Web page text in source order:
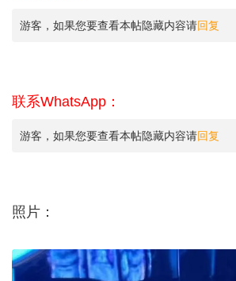
游客，如果您要查看本帖隐藏内容请回复
联系WhatsApp：
游客，如果您要查看本帖隐藏内容请回复
照片：